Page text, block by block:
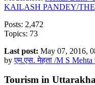
KAILASH PANDEY/
Posts: 2,472
Topics: 73
Last post: May 07, 2016,
byएम.एस. मेहता /M S Mehta
Tourism in